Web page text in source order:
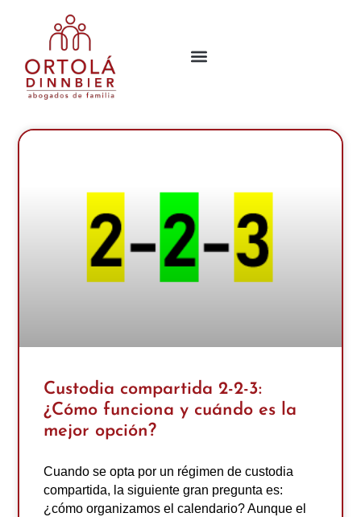
Custodia compartida 2-2-3:
¿Cómo funciona y cuándo es la
mejor opción?
Cuando se opta por un régimen de custodia
compartida, la siguiente gran pregunta es:
¿cómo organizamos el calendario? Aunque el